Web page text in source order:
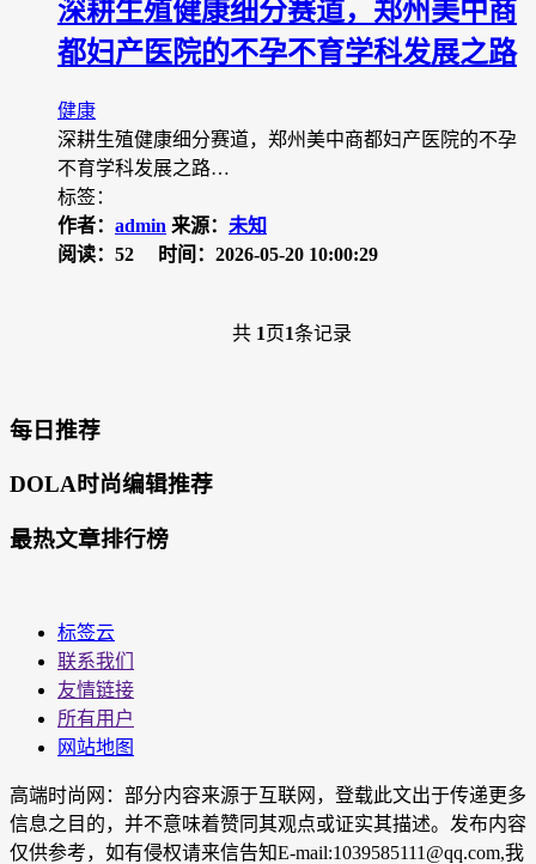
深耕生殖健康细分赛道，郑州美中商
都妇产医院的不孕不育学科发展之路
健康
深耕生殖健康细分赛道，郑州美中商都妇产医院的不孕
不育学科发展之路…
标签：
作者： admin 来源： 未知
阅读：52
时间：2026-05-20 10:00:29
共 1页1条记录
每日推荐
DOLA时尚编辑推荐
最热文章排行榜
标签云
联系我们
友情链接
所有用户
网站地图
高端时尚网：部分内容来源于互联网，登载此文出于传递更多
信息之目的，并不意味着赞同其观点或证实其描述。发布内容
仅供参考，如有侵权请来信告知E-mail:1039585111@qq.com,我